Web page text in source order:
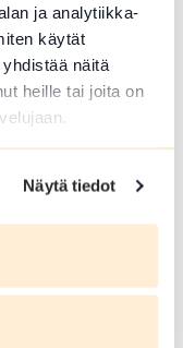
ja analytiikka-
käytät
näitä
heille tai joita on
Näytä tiedot
pitkin
Reitti sivuaa
kirkon ohi, ta
vesiretkeilyreitti